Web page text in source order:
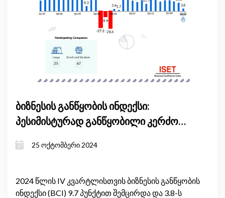
ბიზნესის განწყობის ინდექსი:
პესიმისტურად განწყობილი კერძო
25 ოქტომბერი 2024
2024 წლის IV კვარტლისთვის ბიზნესის განწყობის
ინდექსი (BCI) 9.7 პუნქტით შემცირდა და 3.8-ს